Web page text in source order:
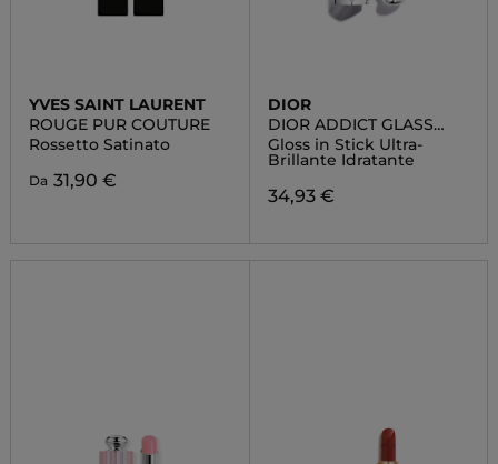
YVES SAINT LAURENT
ROUGE PUR COUTURE
Rossetto Satinato
Da 31,90 €
DIOR
DIOR ADDICT GLASS
LIPSTICK
Gloss in Stick Ultra-
Brillante Idratante
34,93 €